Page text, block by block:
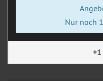
Nur noch
+1